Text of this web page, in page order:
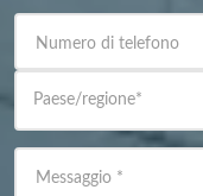
Numero di telefono
Paese/regione*
Messaggio *